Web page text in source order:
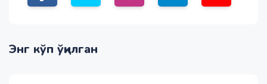
Энг кўп ўқилган